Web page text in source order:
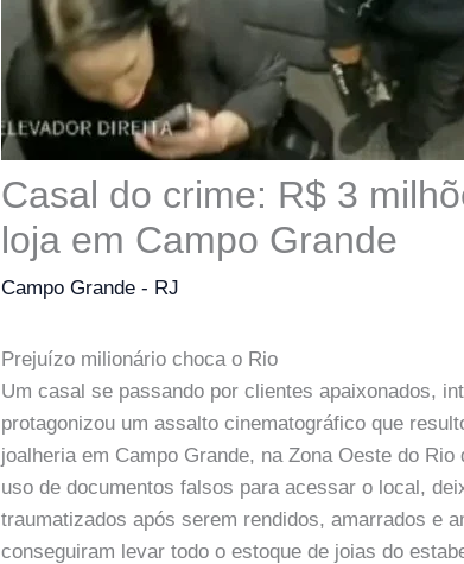
Casal do crime: R$ 3
loja em Campo Grande
Campo Grande - RJ
Prejuízo milionário choca o Rio
Um casal se passando por clientes apaixonados,
protagonizou um assalto cinematográfico que
joalheria em Campo Grande, na Zona Oeste do
uso de documentos falsos para acessar o local,
traumatizados após serem rendidos, amarrados e
conseguiram levar todo o estoque de joias do